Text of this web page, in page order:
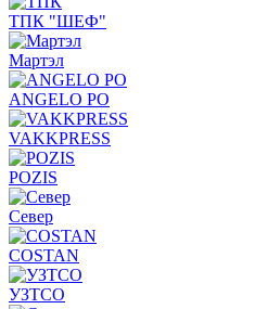
ТПК "ШЕФ"
Мартэл
ANGELO PO
VAKKPRESS
POZIS
Север
COSTAN
УЗТСО